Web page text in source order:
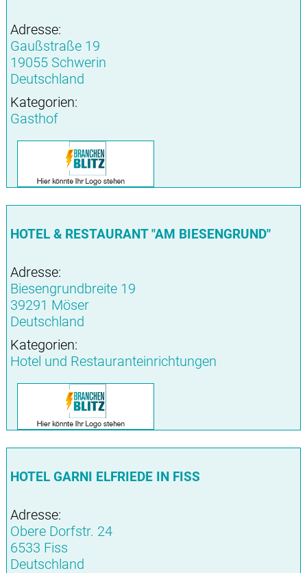
Adresse:
Gaußstraße 19
19055 Schwerin
Deutschland
Kategorien:
Gasthof
HOTEL & RESTAURANT "AM BIESENGRUND"
Adresse:
Biesengrundbreite 19
39291 Möser
Deutschland
Kategorien:
Hotel und Restauranteinrichtungen
HOTEL GARNI ELFRIEDE IN FISS
Adresse:
Obere Dorfstr. 24
6533 Fiss
Deutschland